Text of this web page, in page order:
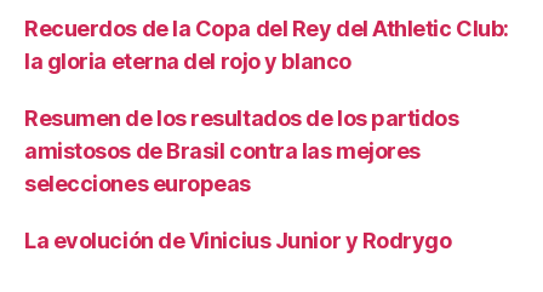
Recuerdos de la Copa del Rey del Athletic Club:
la gloria eterna del rojo y blanco
Resumen de los resultados de los partidos
amistosos de Brasil contra las mejores
selecciones europeas
La evolución de Vinicius Junior y Rodrygo